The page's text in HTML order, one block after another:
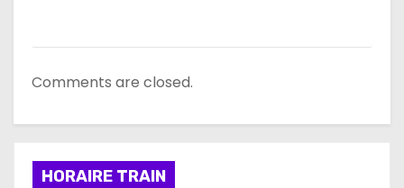
Comments are closed.
HORAIRE TRAIN